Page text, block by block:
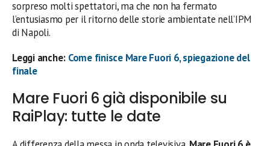
sorpreso molti spettatori, ma che non ha fermato
l’entusiasmo per il ritorno delle storie ambientate nell’IPM
di Napoli.
Leggi anche: Come finisce Mare Fuori 6, spiegazione del
finale
Mare Fuori 6 già disponibile su
RaiPlay: tutte le date